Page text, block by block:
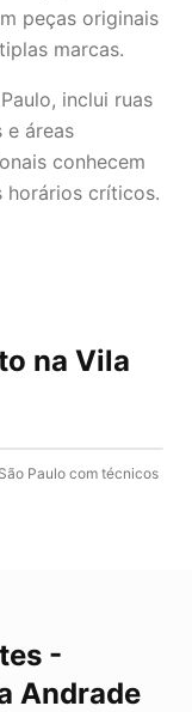
peças originais
marcas.
inclui ruas
e áreas
conhecem
horários críticos.
na Vila
São Paulo com técnicos
-
Andrade